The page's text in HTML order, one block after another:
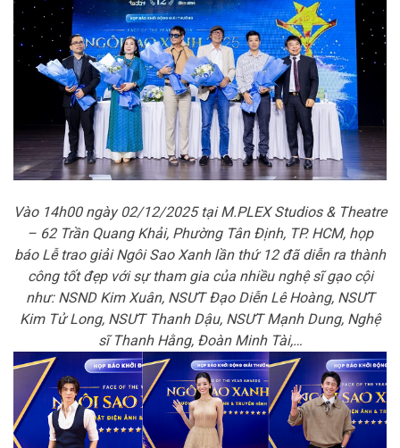
Vào 14h00 ngày 02/12/2025 tại M.PLEX Studios & Theatre
– 62 Trần Quang Khải, Phường Tân Định, TP. HCM, họp
báo Lễ trao giải Ngôi Sao Xanh lần thứ 12 đã diễn ra thành
công tốt đẹp với sự tham gia của nhiều nghệ sĩ gạo cội
như: NSND Kim Xuân, NSƯT Đạo Diễn Lê Hoàng, NSƯT
Kim Tử Long, NSƯT Thanh Dậu, NSƯT Mạnh Dung, Nghệ
sĩ Thanh Hằng, Đoàn Minh Tài,…